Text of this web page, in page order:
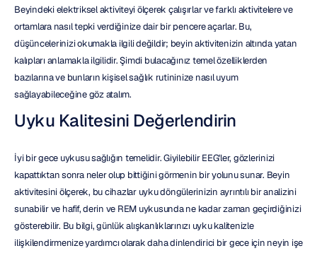
Beyindeki elektriksel aktiviteyi ölçerek çalışırlar ve farklı aktivitelere ve
ortamlara nasıl tepki verdiğinize dair bir pencere açarlar. Bu,
düşüncelerinizi okumakla ilgili değildir; beyin aktivitenizin altında yatan
kalıpları anlamakla ilgilidir. Şimdi bulacağınız temel özelliklerden
bazılarına ve bunların kişisel sağlık rutininize nasıl uyum
sağlayabileceğine göz atalım.
Uyku Kalitesini Değerlendirin
İyi bir gece uykusu sağlığın temelidir. Giyilebilir EEG'ler, gözlerinizi
kapattıktan sonra neler olup bittiğini görmenin bir yolunu sunar. Beyin
aktivitesini ölçerek, bu cihazlar uyku döngülerinizin ayrıntılı bir analizini
sunabilir ve hafif, derin ve REM uykusunda ne kadar zaman geçirdiğinizi
gösterebilir. Bu bilgi, günlük alışkanlıklarınızı uyku kalitenizle
ilişkilendirmenize yardımcı olarak daha dinlendirici bir gece için neyin işe